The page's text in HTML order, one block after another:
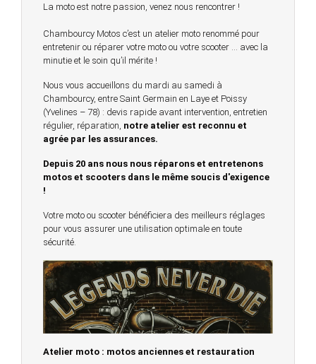
La moto est notre passion, venez nous rencontrer !
Chambourcy Motos c’est un atelier moto renommé pour
entretenir ou réparer votre moto ou votre scooter … avec la
minutie et le soin qu’il mérite !
Nous vous accueillons du mardi au samedi à
Chambourcy, entre Saint Germain en Laye et Poissy
(Yvelines – 78) : devis rapide avant intervention, entretien
régulier, réparation, notre atelier est reconnu et
agrée par les assurances.
Depuis 20 ans nous nous réparons et entretenons
motos et scooters dans le même soucis d'exigence
!
Votre moto ou scooter bénéficiera des meilleurs réglages
pour vous assurer une utilisation optimale en toute
sécurité.
Atelier moto : motos anciennes et restauration